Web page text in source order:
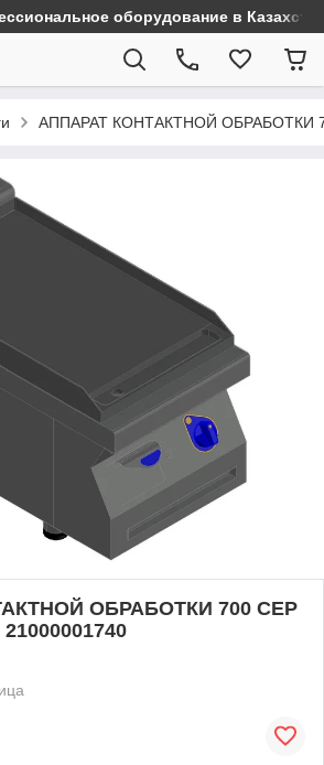
оборудование в
АППАРАТ КОНТАКТНОЙ ОБРАБОТКИ
ОБРАБОТКИ 700 СЕР